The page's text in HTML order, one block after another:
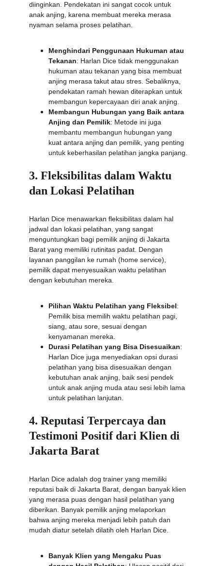
diinginkan. Pendekatan ini sangat cocok untuk
anak anjing, karena membuat mereka merasa
nyaman selama proses pelatihan.
Menghindari Penggunaan Hukuman atau
Tekanan: Harlan Dice tidak menggunakan
hukuman atau tekanan yang bisa membuat
anjing merasa takut atau stres. Sebaliknya,
pendekatan ramah hewan diterapkan untuk
membangun kepercayaan diri anak anjing.
Membangun Hubungan yang Baik antara
Anjing dan Pemilik: Metode ini juga
membantu membangun hubungan yang
kuat antara anjing dan pemilik, yang penting
untuk keberhasilan pelatihan jangka panjang.
3. Fleksibilitas dalam Waktu
dan Lokasi Pelatihan
Harlan Dice menawarkan fleksibilitas dalam hal
jadwal dan lokasi pelatihan, yang sangat
menguntungkan bagi pemilik anjing di Jakarta
Barat yang memiliki rutinitas padat. Dengan
layanan panggilan ke rumah (home service),
pemilik dapat menyesuaikan waktu pelatihan
dengan kebutuhan mereka.
Pilihan Waktu Pelatihan yang Fleksibel:
Pemilik bisa memilih waktu pelatihan pagi,
siang, atau sore, sesuai dengan
kenyamanan mereka.
Durasi Pelatihan yang Bisa Disesuaikan:
Harlan Dice juga menyediakan opsi durasi
pelatihan yang bisa disesuaikan dengan
kebutuhan anak anjing, baik sesi pendek
untuk anak anjing muda atau sesi lebih lama
untuk pelatihan lanjutan.
4. Reputasi Terpercaya dan
Testimoni Positif dari Klien di
Jakarta Barat
Harlan Dice adalah dog trainer yang memiliki
reputasi baik di Jakarta Barat, dengan banyak klien
yang merasa puas dengan hasil pelatihan yang
diberikan. Banyak pemilik anjing melaporkan
bahwa anjing mereka menjadi lebih patuh dan
mudah diatur setelah dilatih oleh Harlan Dice.
Banyak Klien yang Mengaku Puas